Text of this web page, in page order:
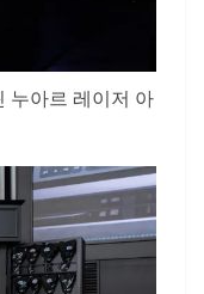
누아르 레이저 아